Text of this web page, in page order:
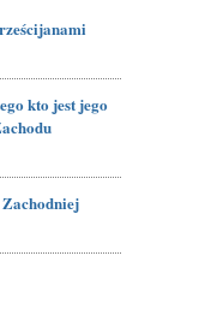
kto jest jego